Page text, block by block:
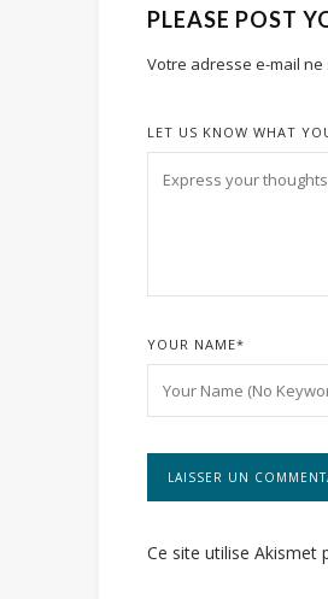
PLEASE POST
Votre adresse e-mail
LET US KNOW WHAT
YOUR NAME*
Ce site utilise Akismet